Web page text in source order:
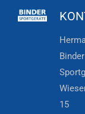
Binder
15